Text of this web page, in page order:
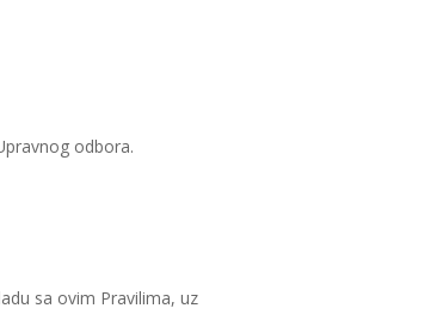
odbora.
sa ovim Pravilima, uz